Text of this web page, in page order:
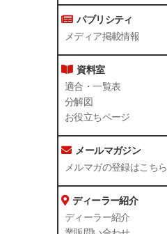
パブリシティ
メディア掲載情報
資料室
適合・一覧表
分解図
お役立ちページ
メールマガジン
メルマガの登録はこちら
ディーラー紹介
ディーラー紹介